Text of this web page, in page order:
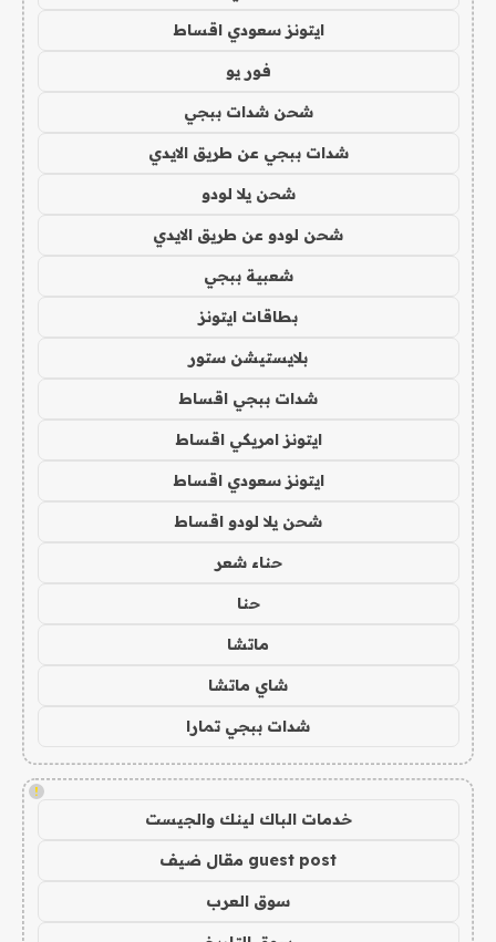
ايتونز سعودي اقساط
فور يو
شحن شدات ببجي
شدات ببجي عن طريق الايدي
شحن يلا لودو
شحن لودو عن طريق الايدي
شعبية ببجي
بطاقات ايتونز
بلايستيشن ستور
شدات ببجي اقساط
ايتونز امريكي اقساط
ايتونز سعودي اقساط
شحن يلا لودو اقساط
حناء شعر
حنا
ماتشا
شاي ماتشا
شدات ببجي تمارا
!
خدمات الباك لينك والجيست
guest post مقال ضيف
سوق العرب